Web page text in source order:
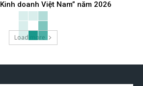
Kinh doanh Việt Nam” năm 2026
Load more